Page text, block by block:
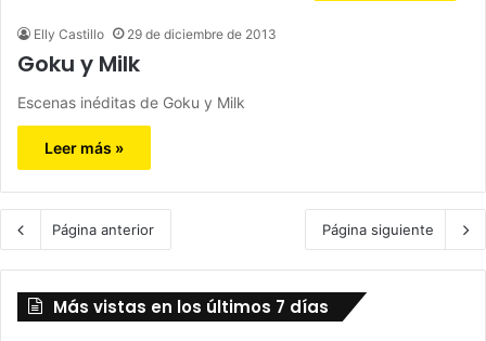
Elly Castillo 29 de diciembre de 2013
Goku y Milk
Escenas inéditas de Goku y Milk
Leer más »
Página anterior Página siguiente
Más vistas en los últimos 7 días